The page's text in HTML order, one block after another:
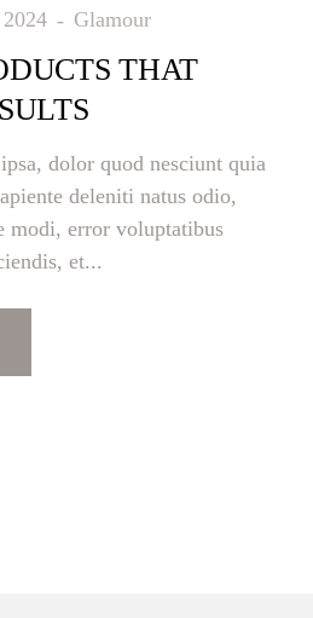
Glamour
THAT
dolor quod nesciunt quia
deleniti natus odio,
modi, error voluptatibus
et...